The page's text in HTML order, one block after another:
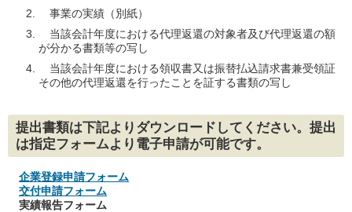
事業の実績（別紙）
当該会計年度における代理返還の対象者及び代理返還の額
が分かる書類等の写し
当該会計年度における領収書又は振替払込請求書兼受領証
その他の代理返還を行ったことを証する書類の写し
提出書類は下記よりダウンロードしてください。提出
は指定フォームより電子申請が可能です。
企業登録申請フォーム
交付申請フォーム
実績報告フォーム